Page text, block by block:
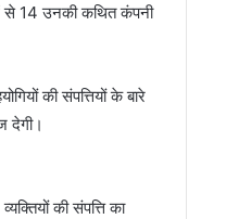
में से 14 उनकी कथित कंपनी
की संपत्तियों के बारे
देगी।
की संपत्ति का